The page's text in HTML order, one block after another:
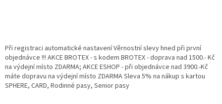
Při registraci automatické nastavení Věrnostní slevy hned při první
objednávce !!! AKCE BROTEX - s kodem BROTEX - doprava nad 1500.- Kč
na výdejní místo ZDARMA; AKCE ESHOP - při objednávce nad 3900.-Kč
máte dopravu na výdejní místo ZDARMA Sleva 5% na nákup s kartou
SPHERE, CARD, Rodinné pasy, Senior pasy